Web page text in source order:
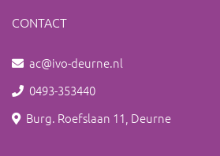
CONTACT
ac@ivo-deurne.nl
0493-353440
Burg. Roefslaan 11, Deurne